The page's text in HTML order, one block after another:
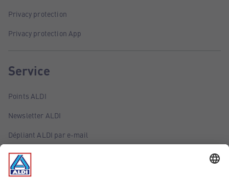
Privacy protection
Privacy protection App
Service
Points ALDI
Newsletter ALDI
Dépliant ALDI par e-mail
Offres
Infos essentielles